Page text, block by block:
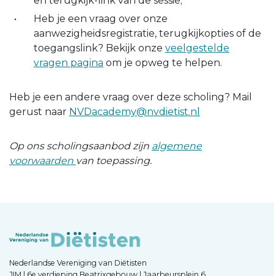
Heb je een vraag over onze
aanwezigheidsregistratie, terugkijkopties of de
toegangslink? Bekijk onze veelgestelde
vragen pagina om je opweg te helpen.
Heb je een andere vraag over deze scholing? Mail
gerust naar NVDacademy@nvdietist.nl
Op ons scholingsaanbod zijn algemene
voorwaarden van toepassing.
Nederlandse Vereniging van Diëtisten